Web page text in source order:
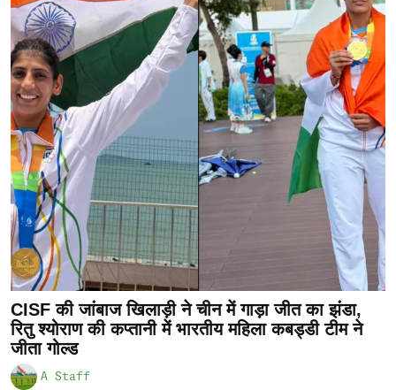
CISF की जांबाज खिलाड़ी ने चीन में गाड़ा जीत का झंडा,
रितु श्योराण की कप्तानी में भारतीय महिला कबड्डी टीम ने
जीता गोल्ड
A Staff